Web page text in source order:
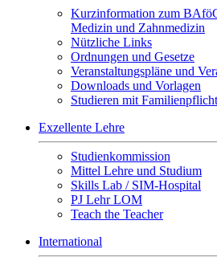
Kurzinformation zum
Medizin und Zahnmedizin
Nützliche Links
Ordnungen und Gesetze
Veranstaltungspläne und
Downloads und Vorlagen
Studieren mit
Exzellente Lehre
Studienkommission
Mittel Lehre und Studium
Skills Lab / SIM-Hospital
PJ Lehr LOM
Teach the Teacher
International